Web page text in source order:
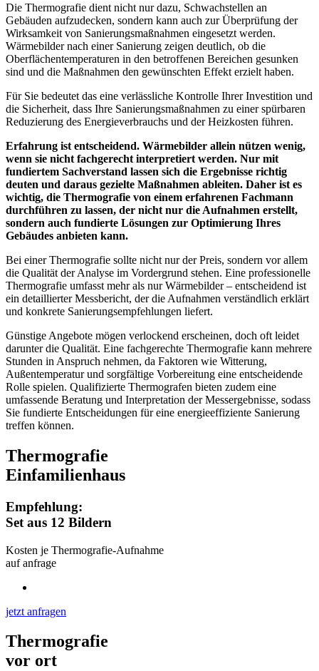
Die Thermografie dient nicht nur dazu, Schwachstellen an
Gebäuden aufzudecken, sondern kann auch zur Überprüfung der
Wirksamkeit von Sanierungsmaßnahmen eingesetzt werden.
Wärmebilder nach einer Sanierung zeigen deutlich, ob die
Oberflächentemperaturen in den betroffenen Bereichen gesunken
sind und die Maßnahmen den gewünschten Effekt erzielt haben.
Für Sie bedeutet das eine verlässliche Kontrolle Ihrer Investition und
die Sicherheit, dass Ihre Sanierungsmaßnahmen zu einer spürbaren
Reduzierung des Energieverbrauchs und der Heizkosten führen.
Erfahrung ist entscheidend. Wärmebilder allein nützen wenig,
wenn sie nicht fachgerecht interpretiert werden. Nur mit
fundiertem Sachverstand lassen sich die Ergebnisse richtig
deuten und daraus gezielte Maßnahmen ableiten. Daher ist es
wichtig, die Thermografie von einem erfahrenen Fachmann
durchführen zu lassen, der nicht nur die Aufnahmen erstellt,
sondern auch fundierte Lösungen zur Optimierung Ihres
Gebäudes anbieten kann.
Bei einer Thermografie sollte nicht nur der Preis, sondern vor allem
die Qualität der Analyse im Vordergrund stehen. Eine professionelle
Thermografie umfasst mehr als nur Wärmebilder – entscheidend ist
ein detaillierter Messbericht, der die Aufnahmen verständlich erklärt
und konkrete Sanierungsempfehlungen liefert.
Günstige Angebote mögen verlockend erscheinen, doch oft leidet
darunter die Qualität. Eine fachgerechte Thermografie kann mehrere
Stunden in Anspruch nehmen, da Faktoren wie Witterung,
Außentemperatur und sorgfältige Vorbereitung eine entscheidende
Rolle spielen. Qualifizierte Thermografen bieten zudem eine
umfassende Beratung und Interpretation der Messergebnisse, sodass
Sie fundierte Entscheidungen für eine energieeffiziente Sanierung
treffen können.
Thermografie
Einfamilienhaus
Empfehlung:
Set aus 12 Bildern
Kosten je Thermografie-Aufnahme
auf anfrage
jetzt anfragen
Thermografie
vor ort